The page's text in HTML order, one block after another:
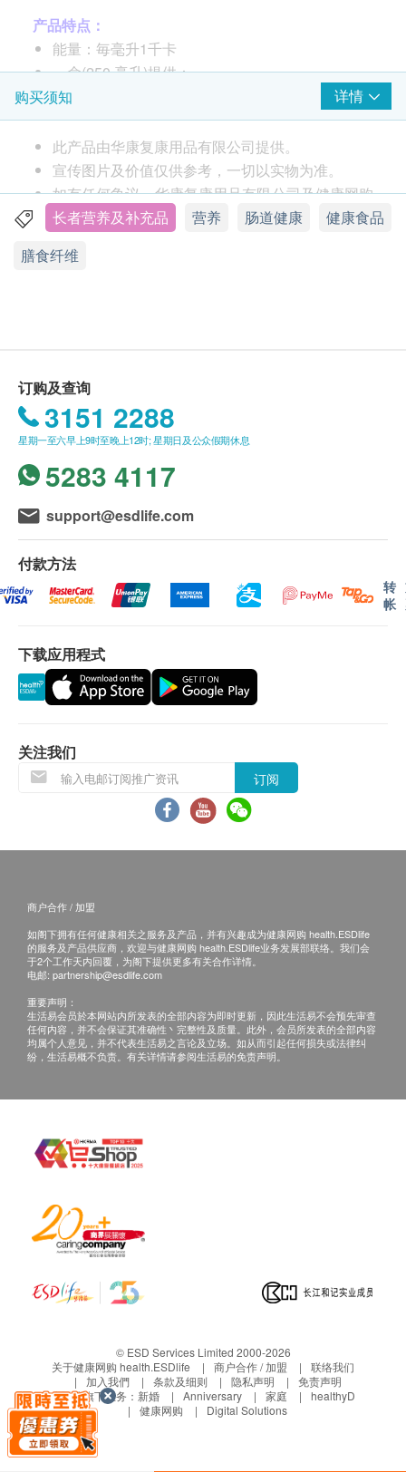
产品特点：
能量：毎毫升1千卡
一盒(250 毫升)提供：
蛋白质：11 克
等渗透压
适合乳糖不耐受人士
采用优质食材，容易消化吸收
适合饮用人士：
长期或短期管饲人士
作为口服营养补充品
配料：
水、葡萄糖浆、牛奶蛋白(3.6%)、低芥酸菜籽油、
综合蔬果[番茄酱(0.6%)、桃泥(0.57%)、青豆粉
(0.47%)、碗豆粉(0.23%)、胡萝卜粉(0.12%)、浓
钾、柠檬酸钠、磷酸镁、氯化胆碱、氯化钾、牛磺
酸、硫酸锌、氧化镁、硫酸亚铁、磷酸钙、硫酸
锰、硫酸铜、氯化铬、钼酸钠、碘化钾、硒酸
钠)、纤维(豌豆纤维、阿拉伯胶、低聚果糖、菊
粉)、豌豆分离蛋白质、盐、维他命(C、E、B5、
K1、B7、D3、B12)、左旋肉碱。
致敏物提示:含奶类制品
购买须知 详情
此产品由华康复康用品有限公司提供。
宣传图片及价值仅供参考，一切以实物为准。
如有任何争议，华康复康用品有限公司及健康网购
health.ESDlife保留最终决议权。
送货
费。)
没有升降机之楼层，将收取上楼送货费，费用为每
层$30。
偏远地区如离岛、马湾、愉景湾、大屿山及东涌等
地区，将额外收取$200送货费, 但车辆不能直达的
账单总额未满HK$800 需附加HK$80运费。
订单确认后将于 4 个工作天内营康荟会联络安排发
货。
不排除运送时间会因节日而有所影响。当八号烈风
送货)，敬请留意。
所有订单须视乎相关货品的供应情况再作最后确
认。倘若供应商未能提供任何订单上的货品，健康
于送货前透过电话或电邮通知顾客再作安排。
倘若由于不可抗力的原因(包括但不限于由于天
灾、火灾、水灾、意外、暴乱、战争、政府政策、
罢工或任何不能控制的情况)而未能准确地提供阁
下所需的货品或服务，华康复康用品有限公司及健
偿。
确保货品在预约日期送到该地址，若因阁下的原因
而导致货品超过购买日期30日后仍不成功派送，康
复康用品有限公司保留权利包括任何拒绝要求退款
申请之权利。
如在约定日期不能收货，请于约定收货日前最少1
个工作天前联络营康荟。
内自行安排前往领回， 并不会安排再次送货，而
于网上已收取之运费将不获退还。
客户于收取货品时必须检查所订购之货品是否有损
毁。如发现货品损毁(不包括蓄意损坏者)，请客户
在送货日期起计7天以内通知华康复康用品有限公
司客户服务部安排更换该货品。
任何非损毁所导致的退货均不受理。
或过期退回，供应商有权不受理。
血糖测试产品享5年保养。
血压计享2年保养。
除血糖测试产品及血压计外，其他商品均不享任何
保养。
长者营养及补充品 营养 肠道健康
健康食品
膳食纤维
订购及查询
3151 2288
星期一至六早上9时至晚上12时; 星期日及公众假期休息
5283 4117
support@esdlife.com
付款方法
转
帐
下载应用程式
关注我们
订阅
商户合作 / 加盟
如阁下拥有任何健康相关之服务及产品，并有兴趣成为健康网购 health.ESDlife
的服务及产品供应商，欢迎与健康网购 health.ESDlife业务发展部联络。我们会
于2个工作天内回覆，为阁下提供更多有关合作详情。
电邮: partnership@esdlife.com
重要声明：
生活易会员於本网站内所发表的全部内容为即时更新，因此生活易不会预先审查
任何内容，并不会保证其准确性丶完整性及质量。此外，会员所发表的全部内容
均属个人意见，并不代表生活易之言论及立场。如从而引起任何损失或法律纠
纷，生活易概不负责。有关详情请参阅生活易的免责声明。
© ESD Services Limited 2000-2026
关于健康网购 health.ESDlife
商户合作 / 加盟
联络我们
加入我們
条款及细则 隐私声明
免责声明
生活易旗下业务： 新婚 Anniversary 家庭
healthyD
健康网购
Digital Solutions